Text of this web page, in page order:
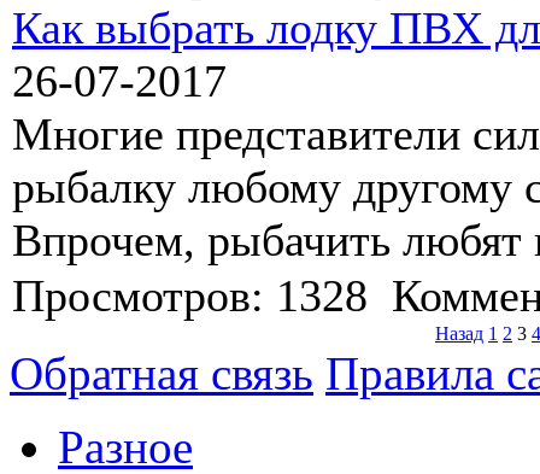
Как выбрать лодку ПВХ
26-07-2017
Многие представители
рыбалку любому другому
Впрочем, рыбачить
Просмотров: 1328
Назад 1 2 3 4
Обратная связь Правила
Разное